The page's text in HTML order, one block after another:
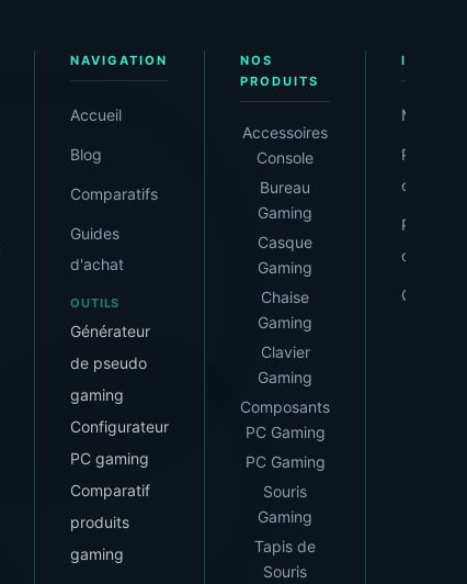
NAVIGATION
Accueil
Blog
Comparatifs
Guides
d'achat
OUTILS
Générateur
de pseudo
gaming
Configurateur
PC gaming
Comparatif
produits
gaming
NOS
PRODUITS
Accessoires
Console
Bureau
Gaming
Casque
Gaming
Chaise
Gaming
Clavier
Gaming
Composants
PC Gaming
PC Gaming
Souris
Gaming
Tapis de
Souris
Politique
Politique
cookies
Contact